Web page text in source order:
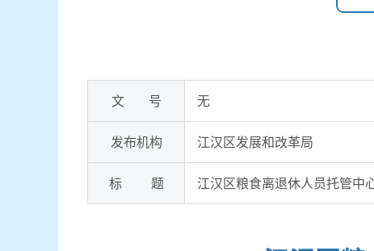
文 号 无
发布机构 江汉区发展和改革局
标 题 江汉区粮食离退休人员托管中